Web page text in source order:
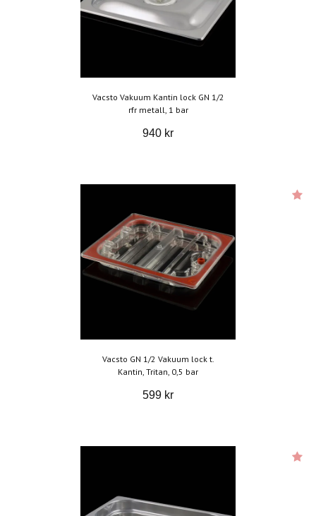
Vacsto Vakuum Kantin lock GN 1/2
rfr metall, 1 bar
940 kr
Vacsto GN 1/2 Vakuum lock t.
Kantin, Tritan, 0,5 bar
599 kr